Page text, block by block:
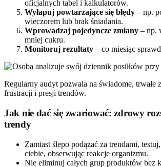
oficjalnych tabel i kalkulatorów.
Wyłapuj powtarzające się błędy – np.
wieczorem lub brak śniadania.
Wprowadzaj pojedyncze zmiany – np.
mniej cukru.
Monitoruj rezultaty – co miesiąc
Regularny audyt pozwala na świadome, trwałe
frustracji i presji trendów.
Jak nie dać się zwariować: zdrowy
trendy
Zamiast ślepo podążać za trendami,
ciebie, obserwując reakcje organizmu.
Nie eliminuj całych grup produktów bez